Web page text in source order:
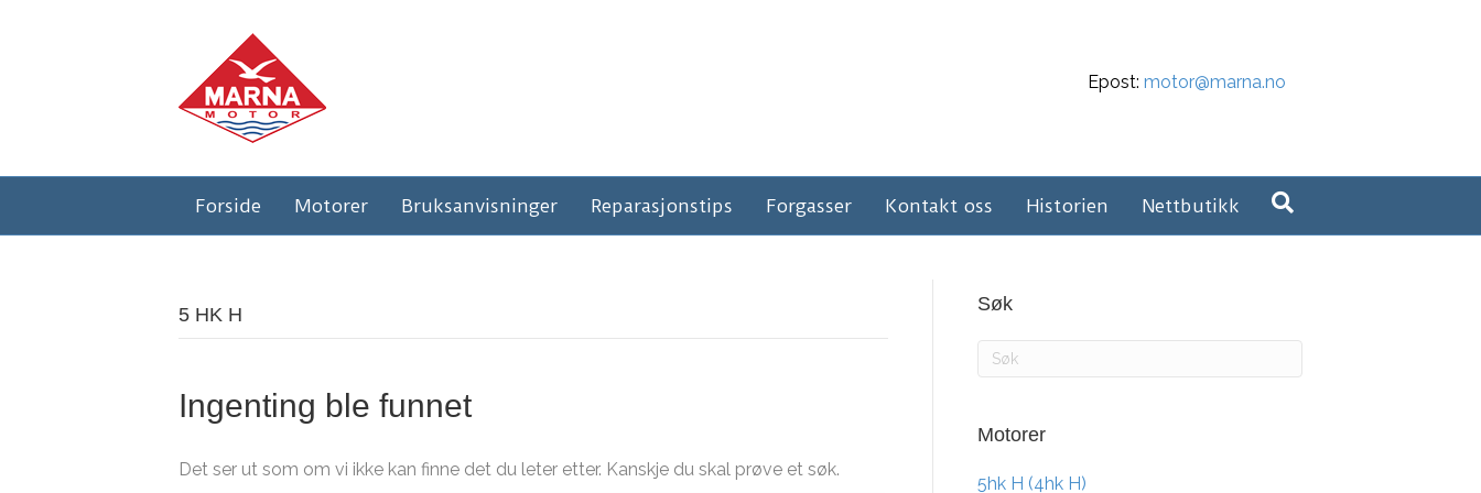
Epost: motor@marna.no
Forside Motorer Bruksanvisninger Reparasjonstips Forgasser Kontakt oss Historien Nettbutikk
5 HK H
Ingenting ble funnet
Det ser ut som om vi ikke kan finne det du leter etter. Kanskje du skal prøve et søk.
Søk
Motorer
5hk H (4hk H)